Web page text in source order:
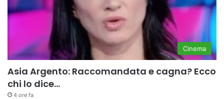
Cinema
Asia Argento: Raccomandata e cagna? Ecco
chi lo dice…
4 ore fa